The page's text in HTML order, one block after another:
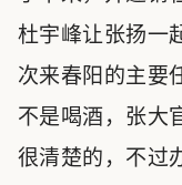
杜宇峰让张扬一
次来春阳的主要
不是喝酒，张大
很清楚的，不过